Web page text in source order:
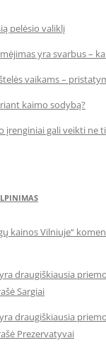
pelėsio valiklį
yra svarbus –
vaikams –
kaimo sodybą?
įrenginiai gali veikti ne
kainos Vilniuje“
draugiškiausia
Sargiai
draugiškiausia
Prezervatyvai